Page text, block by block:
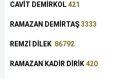
CAVİT DEMİRKOL421
RAMAZAN DEMİRTAŞ3333
REMZİ DİLEK 86792
RAMAZAN KADİR DİRİK420